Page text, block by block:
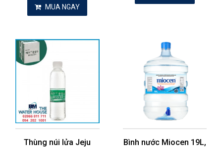
MUA NGAY
Thùng núi lửa Jeju
Bình nước Miocen 19L,